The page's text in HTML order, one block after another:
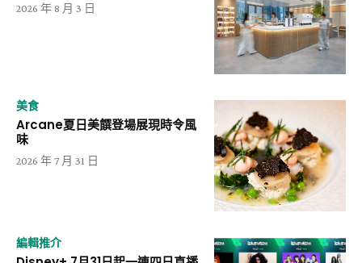
2026 年 8 月 3 日
美食
Arcane夏日美饌登場展現時令風
味
2026 年 7 月 31 日
編輯推介